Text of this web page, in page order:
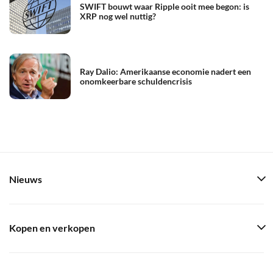
SWIFT bouwt waar Ripple ooit mee begon: is
XRP nog wel nuttig?
Ray Dalio: Amerikaanse economie nadert een
onomkeerbare schuldencrisis
Nieuws
Kopen en verkopen